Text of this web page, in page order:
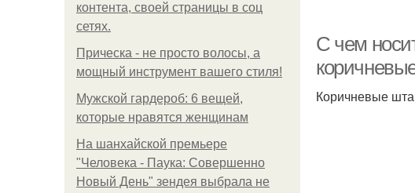
контента, своей страницы в соц
сетях.
Прическа - не просто волосы, а
мощный инструмент вашего стиля!
Мужской гардероб: 6 вещей,
которые нравятся женщинам
На шанхайской премьере
"Человека - Паука: Совершенно
Новый День" зендея выбрала не
С чем
Коричневые